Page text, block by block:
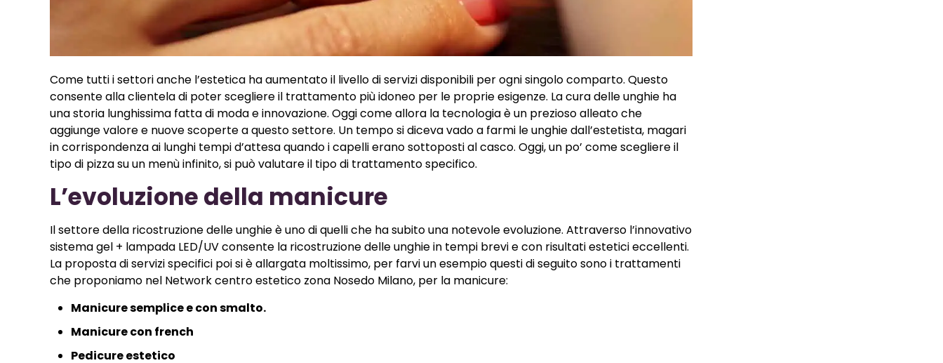
Come tutti i settori anche l’estetica ha aumentato il livello di servizi disponibili per ogni singolo comparto. Questo
consente alla clientela di poter scegliere il trattamento più idoneo per le proprie esigenze. La cura delle unghie ha
una storia lunghissima fatta di moda e innovazione. Oggi come allora la tecnologia è un prezioso alleato che
aggiunge valore e nuove scoperte a questo settore. Un tempo si diceva vado a farmi le unghie dall’estetista, magari
in corrispondenza ai lunghi tempi d’attesa quando i capelli erano sottoposti al casco. Oggi, un po’ come scegliere il
tipo di pizza su un menù infinito, si può valutare il tipo di trattamento specifico.
L’evoluzione della manicure
Il settore della ricostruzione delle unghie è uno di quelli che ha subito una notevole evoluzione. Attraverso l’innovativo
sistema gel + lampada LED/UV consente la ricostruzione delle unghie in tempi brevi e con risultati estetici eccellenti.
La proposta di servizi specifici poi si è allargata moltissimo, per farvi un esempio questi di seguito sono i trattamenti
che proponiamo nel Network centro estetico zona Nosedo Milano, per la manicure:
Manicure semplice e con smalto.
Manicure con french
Pedicure estetico